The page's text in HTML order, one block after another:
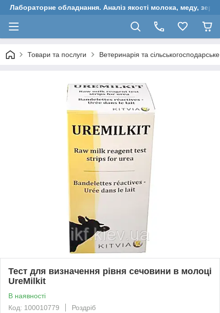
Лабораторне обладнання. Аналіз якості молока, меду, зерна
Товари та послуги Ветеринарія та
Тест для визначення рівня сечовини в молоці
UreMilkit
В наявності
Код: 100010779
Роздріб